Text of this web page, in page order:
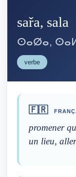
sařa, sala
ⵙⴰⵁⴰ,
verbe
🇫🇷
promener
un lieu,